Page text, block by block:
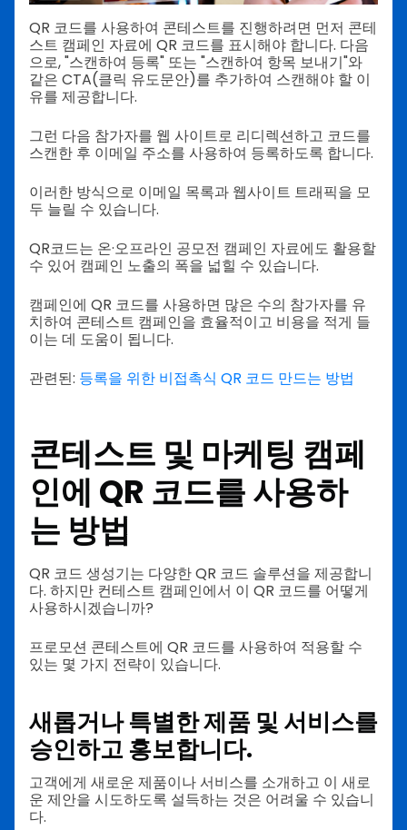
QR 코드를 사용하여 콘테스트를 진행하려면 먼저 콘테
스트 캠페인 자료에 QR 코드를 표시해야 합니다. 다음
으로, "스캔하여 등록" 또는 "스캔하여 항목 보내기"와
같은 CTA(클릭 유도문안)를 추가하여 스캔해야 할 이
유를 제공합니다.
그런 다음 참가자를 웹 사이트로 리디렉션하고 코드를
스캔한 후 이메일 주소를 사용하여 등록하도록 합니다.
이러한 방식으로 이메일 목록과 웹사이트 트래픽을 모
두 늘릴 수 있습니다.
QR코드는 온·오프라인 공모전 캠페인 자료에도 활용할
수 있어 캠페인 노출의 폭을 넓힐 수 있습니다.
캠페인에 QR 코드를 사용하면 많은 수의 참가자를 유
치하여 콘테스트 캠페인을 효율적이고 비용을 적게 들
이는 데 도움이 됩니다.
관련된: 등록을 위한 비접촉식 QR 코드 만드는 방법
콘테스트 및 마케팅 캠페
인에 QR 코드를 사용하
는 방법
QR 코드 생성기는 다양한 QR 코드 솔루션을 제공합니
다. 하지만 컨테스트 캠페인에서 이 QR 코드를 어떻게
사용하시겠습니까?
프로모션 콘테스트에 QR 코드를 사용하여 적용할 수
있는 몇 가지 전략이 있습니다.
새롭거나 특별한 제품 및 서비스를
승인하고 홍보합니다.
고객에게 새로운 제품이나 서비스를 소개하고 이 새로
운 제안을 시도하도록 설득하는 것은 어려울 수 있습니
다.